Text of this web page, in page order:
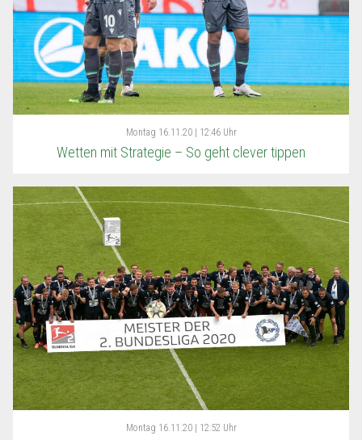
Montag 16.11.20 | 12:46 Uhr
Wetten mit Strategie – So geht clever tippen
Montag 16.11.20 | 12:52 Uhr